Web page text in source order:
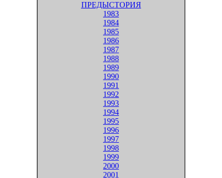
ПРЕДЫСТОРИЯ
1983
1984
1985
1986
1987
1988
1989
1990
1991
1992
1993
1994
1995
1996
1997
1998
1999
2000
2001